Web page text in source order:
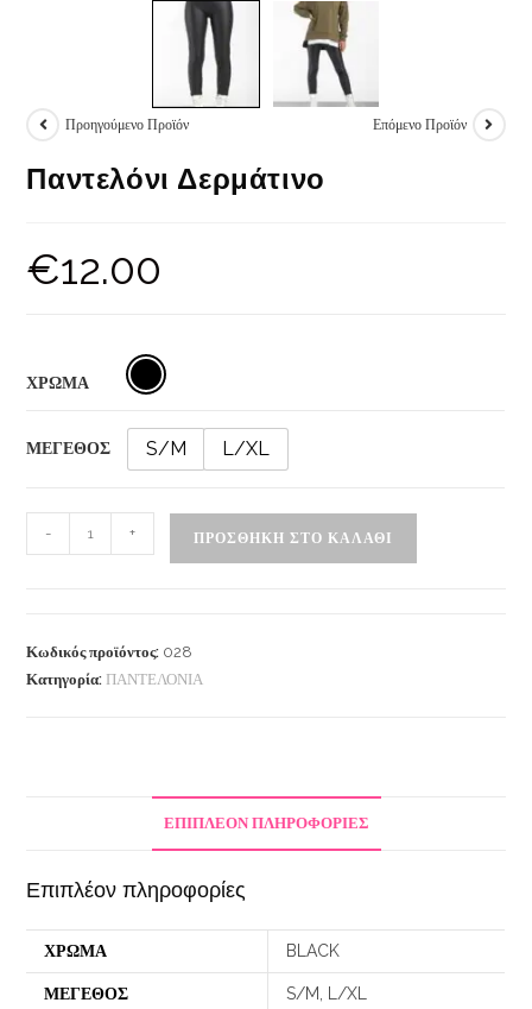
Προηγούμενο Προϊόν Επόμενο Προϊόν
Παντελόνι Δερμάτινο
€12.00
ΧΡΩΜΑ
ΜΕΓΕΘΟΣ S/M L/XL
- + ΠΡΟΣΘΉΚΗ ΣΤΟ ΚΑΛΆΘΙ
Κωδικός προϊόντος: 028
Κατηγορία: ΠΑΝΤΕΛΟΝΙΑ
ΕΠΙΠΛΈΟΝ ΠΛΗΡΟΦΟΡΊΕΣ
Επιπλέον πληροφορίες
ΧΡΩΜΑ BLACK
ΜΕΓΕΘΟΣ S/M, L/XL